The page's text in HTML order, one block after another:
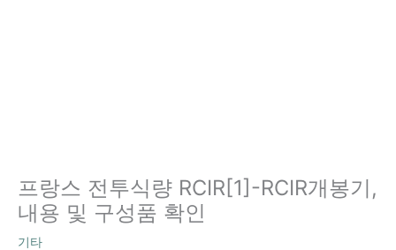
프랑스 전투식량 RCIR[1]-RCIR개봉기,
내용 및 구성품 확인
기타